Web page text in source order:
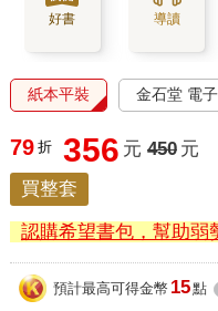
好書 導讀
紙本平裝 金石堂 電
79 折 356 元 450 元
買整套
認購希望書包，幫助弱
預計最高可得金幣 15點